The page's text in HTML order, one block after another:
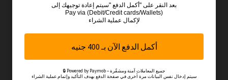
بعد النقر على "أكمل الدفع "سيتم إعادة توجيهك إلى
Pay via (Debit/Credit cards/Wallets)
لإكمال عملية الشراء
أكمل الدفع الآن بـ 400 جنيه
🔒 Powered by Paymob – جميع المعاملات آمنة ومشفّرة
سيتم إدخال نفس البيانات مرة أخرى في صفحة الدفع بهدف التأكيد وإتمام عملية الشراء